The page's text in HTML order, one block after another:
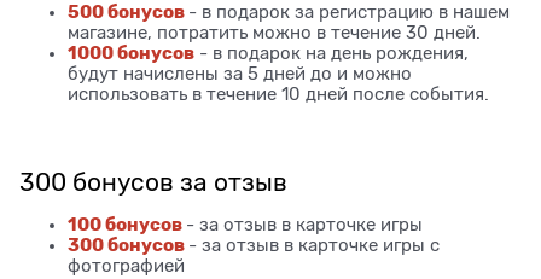
500 бонусов - в подарок за регистрацию в нашем
магазине, потратить можно в течение 30 дней.
1000 бонусов - в подарок на день рождения,
будут начислены за 5 дней до и можно
использовать в течение 10 дней после события.
300 бонусов за отзыв
100 бонусов - за отзыв в карточке игры
300 бонусов - за отзыв в карточке игры с
фотографией